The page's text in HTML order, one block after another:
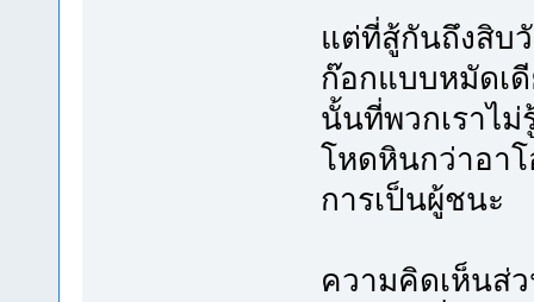
แต่ที่สู้กันถึงสิบ
ก๊อกแบบหมัดเดี
นั้นที่พวกเราไ
โหดหินกว่าอา
การเป็นผู้ชนะ
ความคิดเห็นส่